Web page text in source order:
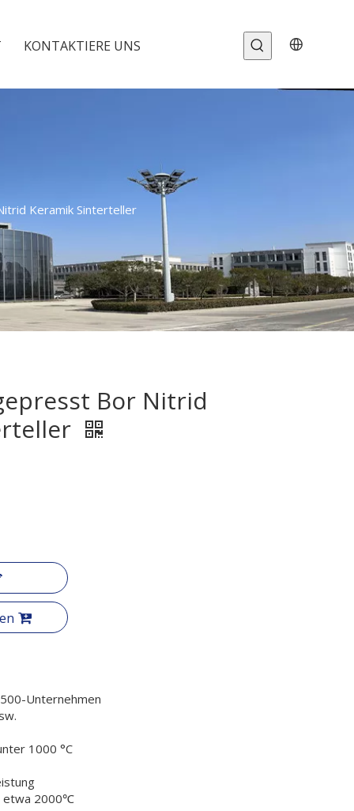
KONTAKTIERE UNS
Keramik Sinterteller
Bor Nitrid
Unternehmen
1000 °C
etwa 2000℃